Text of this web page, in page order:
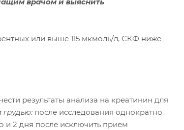
или выше 115 мкмоль/л, СКФ ниже
результаты анализа на креатинин для
после исследования однократно
и 2 дня после исключить прием